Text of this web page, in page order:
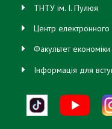
ТНТУ ім. І. Пулюя
Центр
Факультет
Інформація для